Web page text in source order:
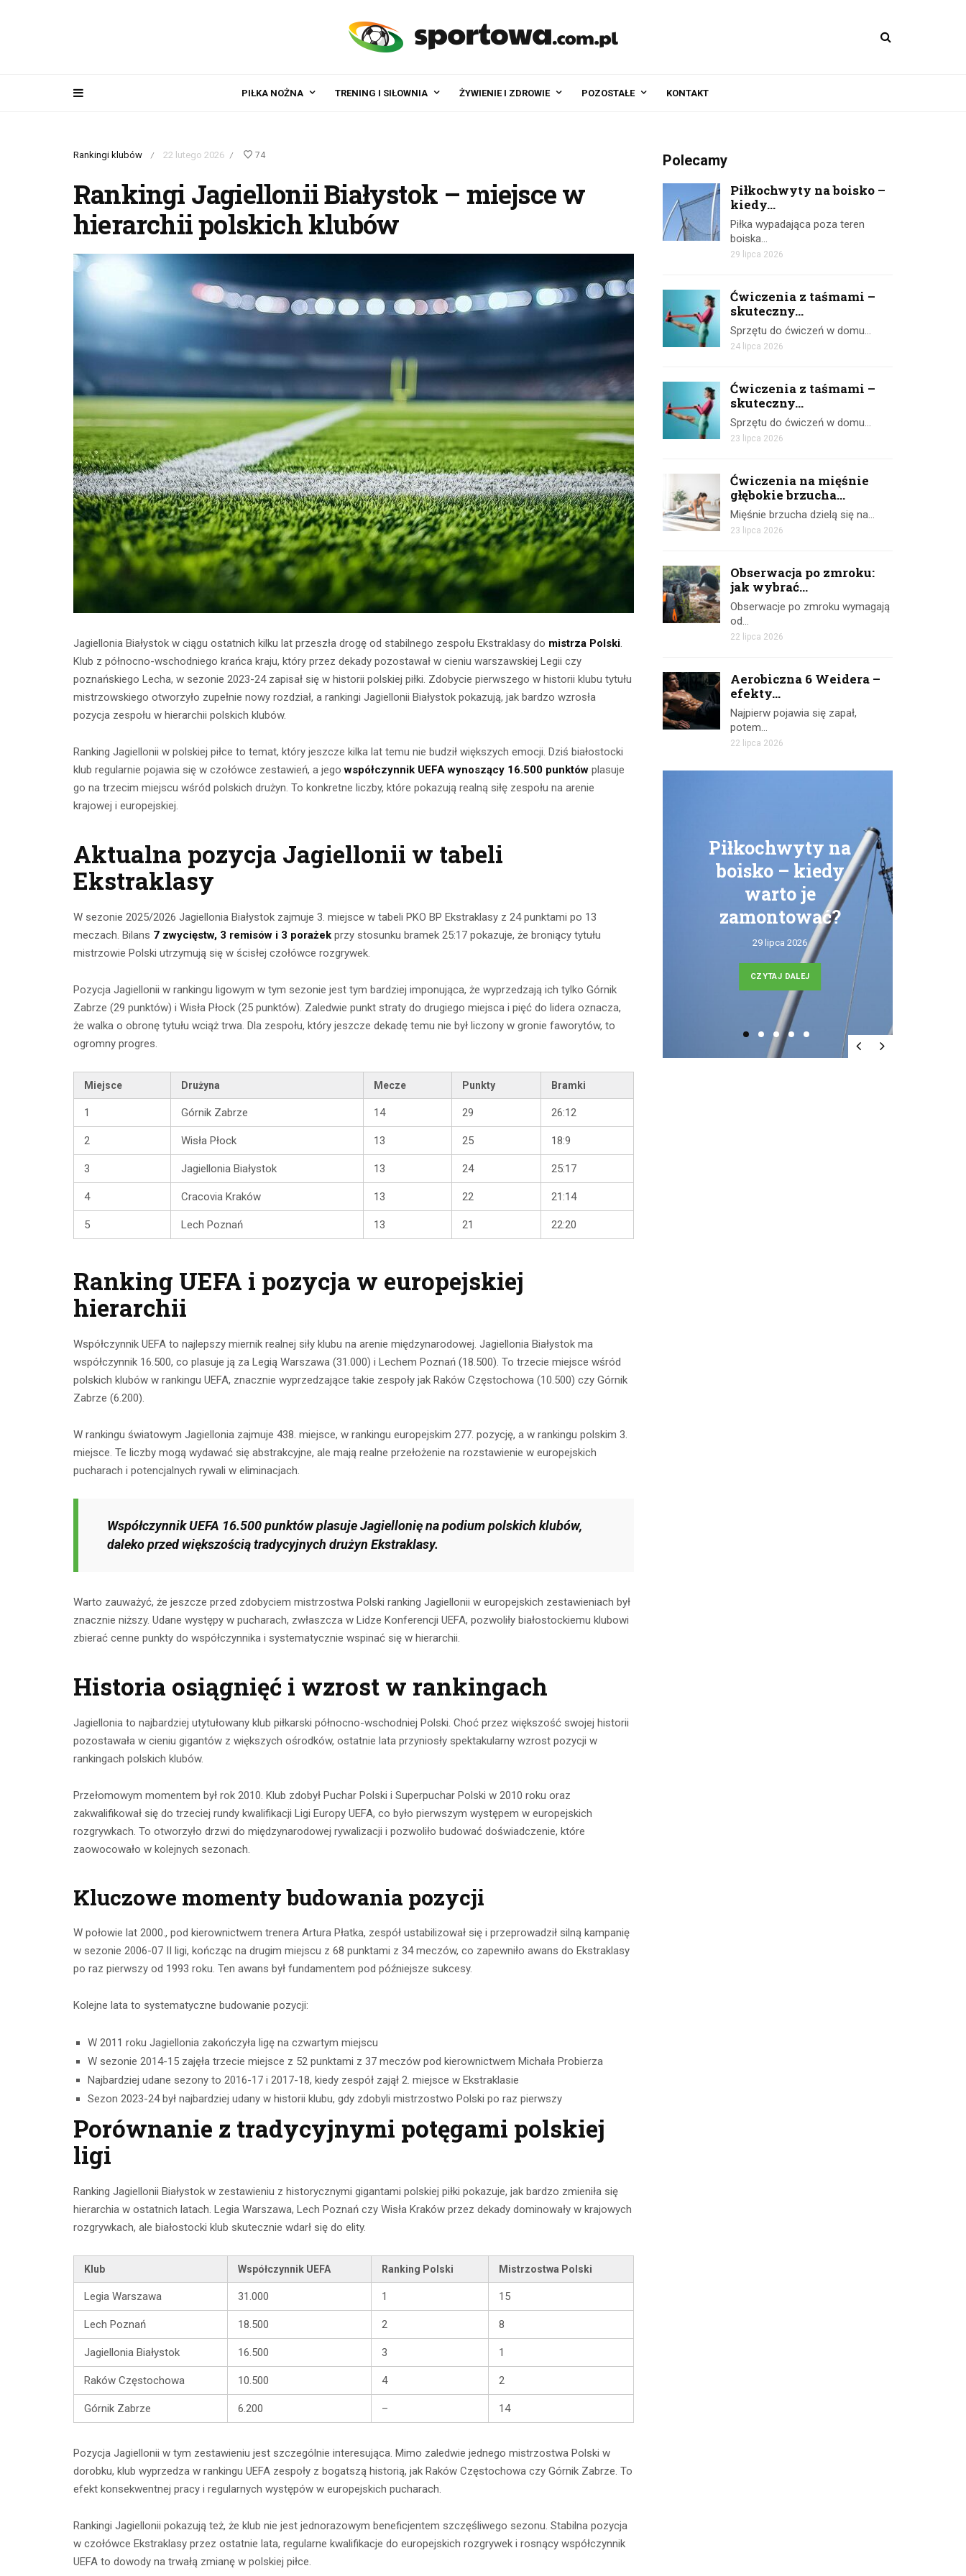
PIŁKA NOŻNA TRENING I SIŁOWNIA ŻYWIENIE I ZDROWIE POZOSTAŁE KONTAKT
Rankingi klubów / 22 lutego 2026 / 74
Rankingi Jagiellonii Białystok – miejsce w
hierarchii polskich klubów
Jagiellonia Białystok w ciągu ostatnich kilku lat przeszła drogę od stabilnego zespołu Ekstraklasy do mistrza Polski.
Klub z północno-wschodniego krańca kraju, który przez dekady pozostawał w cieniu warszawskiej Legii czy
poznańskiego Lecha, w sezonie 2023-24 zapisał się w historii polskiej piłki. Zdobycie pierwszego w historii klubu tytułu
mistrzowskiego otworzyło zupełnie nowy rozdział, a rankingi Jagiellonii Białystok pokazują, jak bardzo wzrosła
pozycja zespołu w hierarchii polskich klubów.
Ranking Jagiellonii w polskiej piłce to temat, który jeszcze kilka lat temu nie budził większych emocji. Dziś białostocki
klub regularnie pojawia się w czołówce zestawień, a jegowspółczynnik UEFA wynoszący 16.500 punktów plasuje
go na trzecim miejscu wśród polskich drużyn. To konkretne liczby, które pokazują realną siłę zespołu na arenie
krajowej i europejskiej.
Aktualna pozycja Jagiellonii w tabeli
Ekstraklasy
W sezonie 2025/2026 Jagiellonia Białystok zajmuje 3. miejsce w tabeli PKO BP Ekstraklasy z 24 punktami po 13
meczach. Bilans 7 zwycięstw, 3 remisów i 3 porażek przy stosunku bramek 25:17 pokazuje, że broniący tytułu
mistrzowie Polski utrzymują się w ścisłej czołówce rozgrywek.
Pozycja Jagiellonii w rankingu ligowym w tym sezonie jest tym bardziej imponująca, że wyprzedzają ich tylko Górnik
Zabrze (29 punktów) i Wisła Płock (25 punktów). Zaledwie punkt straty do drugiego miejsca i pięć do lidera oznacza,
że walka o obronę tytułu wciąż trwa. Dla zespołu, który jeszcze dekadę temu nie był liczony w gronie faworytów, to
ogromny progres.
Miejsce Drużyna Mecze Punkty Bramki
1 Górnik Zabrze 14 29 26:12
2 Wisła Płock 13 25 18:9
3 Jagiellonia Białystok 13 24 25:17
4 Cracovia Kraków 13 22 21:14
5 Lech Poznań 13 21 22:20
Ranking UEFA i pozycja w europejskiej
hierarchii
Współczynnik UEFA to najlepszy miernik realnej siły klubu na arenie międzynarodowej. Jagiellonia Białystok ma
współczynnik 16.500, co plasuje ją za Legią Warszawa (31.000) i Lechem Poznań (18.500). To trzecie miejsce wśród
polskich klubów w rankingu UEFA, znacznie wyprzedzające takie zespoły jak Raków Częstochowa (10.500) czy Górnik
Zabrze (6.200).
W rankingu światowym Jagiellonia zajmuje 438. miejsce, w rankingu europejskim 277. pozycję, a w rankingu polskim 3.
miejsce. Te liczby mogą wydawać się abstrakcyjne, ale mają realne przełożenie na rozstawienie w europejskich
pucharach i potencjalnych rywali w eliminacjach.
Współczynnik UEFA 16.500 punktów plasuje Jagiellonię na podium polskich klubów,
daleko przed większością tradycyjnych drużyn Ekstraklasy.
Warto zauważyć, że jeszcze przed zdobyciem mistrzostwa Polski ranking Jagiellonii w europejskich zestawieniach był
znacznie niższy. Udane występy w pucharach, zwłaszcza w Lidze Konferencji UEFA, pozwoliły białostockiemu klubowi
zbierać cenne punkty do współczynnika i systematycznie wspinać się w hierarchii.
Historia osiągnięć i wzrost w rankingach
Jagiellonia to najbardziej utytułowany klub piłkarski północno-wschodniej Polski. Choć przez większość swojej historii
pozostawała w cieniu gigantów z większych ośrodków, ostatnie lata przyniosły spektakularny wzrost pozycji w
rankingach polskich klubów.
Przełomowym momentem był rok 2010. Klub zdobył Puchar Polski i Superpuchar Polski w 2010 roku oraz
zakwalifikował się do trzeciej rundy kwalifikacji Ligi Europy UEFA, co było pierwszym występem w europejskich
rozgrywkach. To otworzyło drzwi do międzynarodowej rywalizacji i pozwoliło budować doświadczenie, które
zaowocowało w kolejnych sezonach.
Kluczowe momenty budowania pozycji
W połowie lat 2000., pod kierownictwem trenera Artura Płatka, zespół ustabilizował się i przeprowadził silną kampanię
w sezonie 2006-07 II ligi, kończąc na drugim miejscu z 68 punktami z 34 meczów, co zapewniło awans do Ekstraklasy
po raz pierwszy od 1993 roku. Ten awans był fundamentem pod późniejsze sukcesy.
Kolejne lata to systematyczne budowanie pozycji:
W 2011 roku Jagiellonia zakończyła ligę na czwartym miejscu
W sezonie 2014-15 zajęła trzecie miejsce z 52 punktami z 37 meczów pod kierownictwem Michała Probierza
Najbardziej udane sezony to 2016-17 i 2017-18, kiedy zespół zajął 2. miejsce w Ekstraklasie
Sezon 2023-24 był najbardziej udany w historii klubu, gdy zdobyli mistrzostwo Polski po raz pierwszy
Porównanie z tradycyjnymi potęgami polskiej
ligi
Ranking Jagiellonii Białystok w zestawieniu z historycznymi gigantami polskiej piłki pokazuje, jak bardzo zmieniła się
hierarchia w ostatnich latach. Legia Warszawa, Lech Poznań czy Wisła Kraków przez dekady dominowały w krajowych
rozgrywkach, ale białostocki klub skutecznie wdarł się do elity.
Klub Współczynnik UEFA Ranking Polski Mistrzostwa Polski
Legia Warszawa 31.000 1 15
Lech Poznań 18.500 2 8
Jagiellonia Białystok 16.500 3 1
Raków Częstochowa 10.500 4 2
Górnik Zabrze 6.200 – 14
Pozycja Jagiellonii w tym zestawieniu jest szczególnie interesująca. Mimo zaledwie jednego mistrzostwa Polski w
dorobku, klub wyprzedza w rankingu UEFA zespoły z bogatszą historią, jak Raków Częstochowa czy Górnik Zabrze. To
efekt konsekwentnej pracy i regularnych występów w europejskich pucharach.
Rankingi Jagiellonii pokazują też, że klub nie jest jednorazowym beneficjentem szczęśliwego sezonu. Stabilna pozycja
w czołówce Ekstraklasy przez ostatnie lata, regularne kwalifikacje do europejskich rozgrywek i rosnący współczynnik
UEFA to dowody na trwałą zmianę w polskiej piłce.
Polecamy
Piłkochwyty na boisko –
kiedy...
Piłka wypadająca poza teren
boiska…
29 lipca 2026
Ćwiczenia z taśmami –
skuteczny...
Sprzętu do ćwiczeń w domu…
24 lipca 2026
Ćwiczenia z taśmami –
skuteczny...
Sprzętu do ćwiczeń w domu…
23 lipca 2026
Ćwiczenia na mięśnie
głębokie brzucha...
Mięśnie brzucha dzielą się na…
23 lipca 2026
Obserwacja po zmroku:
jak wybrać...
Obserwacje po zmroku wymagają
od…
22 lipca 2026
Aerobiczna 6 Weidera –
efekty...
Najpierw pojawia się zapał,
potem…
22 lipca 2026
Ćwiczenia z
taśmami –
skuteczny
trening w domu
mięśnie głębokie
wykonywać?
23 lipca 2026
CZYTAJ DALEJ
Obserwacja po
zmroku: jak
lornetkę w teren?
22 lipca 2026
Piłkochwyty na
boisko – kiedy
warto je
zamontować?
29 lipca 2026
CZYTAJ DALEJ